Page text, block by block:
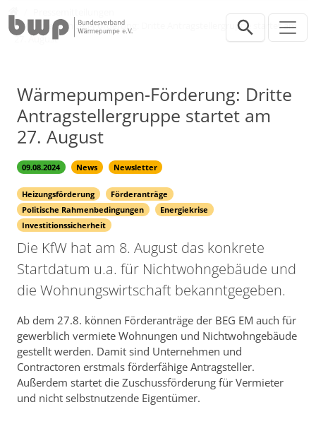
Wärmepumpen-Förderung: Dritte Antragstellergruppe startet am
27. August
Wärmepumpen-Förderung: Dritte
Antragstellergruppe startet am
27. August
09.08.2024 News Newsletter
Heizungsförderung
Förderanträge
Politische Rahmenbedingungen
Energiekrise
Investitionssicherheit
Die KfW hat am 8. August das konkrete
Startdatum u.a. für Nichtwohngebäude und
die Wohnungswirtschaft bekanntgegeben.
Ab dem 27.8. können Förderanträge der BEG EM auch für
gewerblich vermiete Wohnungen und Nichtwohngebäude
gestellt werden. Damit sind Unternehmen und
Contractoren erstmals förderfähige Antragsteller.
Außerdem startet die Zuschussförderung für Vermieter
und nicht selbstnutzende Eigentümer.